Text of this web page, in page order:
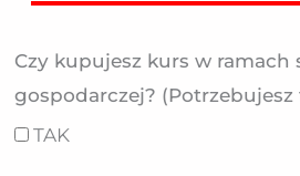
Czy kupujesz kurs w ramach
gospodarczej?
TAK